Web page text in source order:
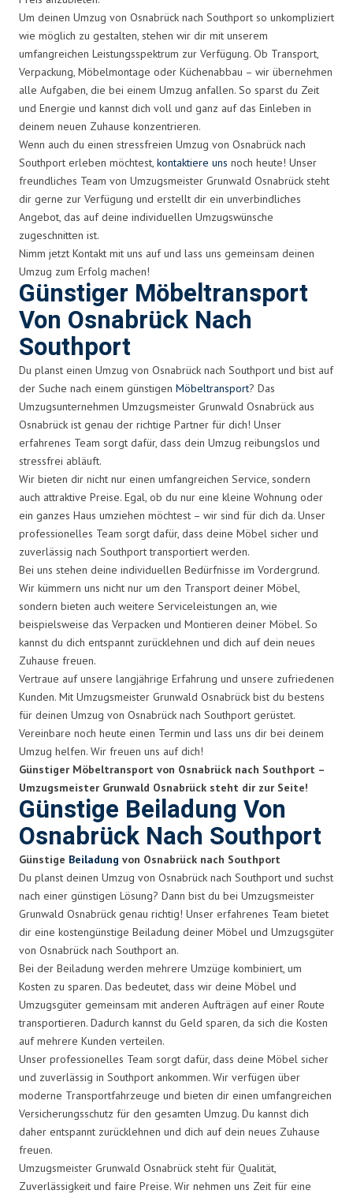
Um deinen Umzug von Osnabrück nach Southport so unkompliziert
wie möglich zu gestalten, stehen wir dir mit unserem
umfangreichen Leistungsspektrum zur Verfügung. Ob Transport,
Verpackung, Möbelmontage oder Küchenabbau – wir übernehmen
alle Aufgaben, die bei einem Umzug anfallen. So sparst du Zeit
und Energie und kannst dich voll und ganz auf das Einleben in
deinem neuen Zuhause konzentrieren.
Wenn auch du einen stressfreien Umzug von Osnabrück nach
Southport erleben möchtest, kontaktiere uns noch heute! Unser
freundliches Team von Umzugsmeister Grunwald Osnabrück steht
dir gerne zur Verfügung und erstellt dir ein unverbindliches
Angebot, das auf deine individuellen Umzugswünsche
zugeschnitten ist.
Nimm jetzt Kontakt mit uns auf und lass uns gemeinsam deinen
Umzug zum Erfolg machen!
Günstiger Möbeltransport
Von Osnabrück Nach
Southport
Du planst einen Umzug von Osnabrück nach Southport und bist auf
der Suche nach einem günstigen Möbeltransport? Das
Umzugsunternehmen Umzugsmeister Grunwald Osnabrück aus
Osnabrück ist genau der richtige Partner für dich! Unser
erfahrenes Team sorgt dafür, dass dein Umzug reibungslos und
stressfrei abläuft.
Wir bieten dir nicht nur einen umfangreichen Service, sondern
auch attraktive Preise. Egal, ob du nur eine kleine Wohnung oder
ein ganzes Haus umziehen möchtest – wir sind für dich da. Unser
professionelles Team sorgt dafür, dass deine Möbel sicher und
zuverlässig nach Southport transportiert werden.
Bei uns stehen deine individuellen Bedürfnisse im Vordergrund.
Wir kümmern uns nicht nur um den Transport deiner Möbel,
sondern bieten auch weitere Serviceleistungen an, wie
beispielsweise das Verpacken und Montieren deiner Möbel. So
kannst du dich entspannt zurücklehnen und dich auf dein neues
Zuhause freuen.
Vertraue auf unsere langjährige Erfahrung und unsere zufriedenen
Kunden. Mit Umzugsmeister Grunwald Osnabrück bist du bestens
für deinen Umzug von Osnabrück nach Southport gerüstet.
Vereinbare noch heute einen Termin und lass uns dir bei deinem
Umzug helfen. Wir freuen uns auf dich!
Günstiger Möbeltransport von Osnabrück nach Southport –
Umzugsmeister Grunwald Osnabrück steht dir zur Seite!
Günstige Beiladung Von
Osnabrück Nach Southport
Günstige Beiladung von Osnabrück nach Southport
Du planst deinen Umzug von Osnabrück nach Southport und suchst
nach einer günstigen Lösung? Dann bist du bei Umzugsmeister
Grunwald Osnabrück genau richtig! Unser erfahrenes Team bietet
dir eine kostengünstige Beiladung deiner Möbel und Umzugsgüter
von Osnabrück nach Southport an.
Bei der Beiladung werden mehrere Umzüge kombiniert, um
Kosten zu sparen. Das bedeutet, dass wir deine Möbel und
Umzugsgüter gemeinsam mit anderen Aufträgen auf einer Route
transportieren. Dadurch kannst du Geld sparen, da sich die Kosten
auf mehrere Kunden verteilen.
Unser professionelles Team sorgt dafür, dass deine Möbel sicher
und zuverlässig in Southport ankommen. Wir verfügen über
moderne Transportfahrzeuge und bieten dir einen umfangreichen
Versicherungsschutz für den gesamten Umzug. Du kannst dich
daher entspannt zurücklehnen und dich auf dein neues Zuhause
freuen.
Umzugsmeister Grunwald Osnabrück steht für Qualität,
Zuverlässigkeit und faire Preise. Wir nehmen uns Zeit für eine